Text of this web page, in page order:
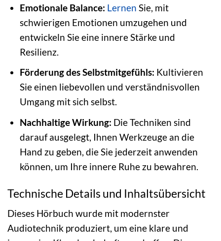
Emotionale Balance: Lernen Sie, mit
schwierigen Emotionen umzugehen und
entwickeln Sie eine innere Stärke und
Resilienz.
Förderung des Selbstmitgefühls: Kultivieren
Sie einen liebevollen und verständnisvollen
Umgang mit sich selbst.
Nachhaltige Wirkung: Die Techniken sind
darauf ausgelegt, Ihnen Werkzeuge an die
Hand zu geben, die Sie jederzeit anwenden
können, um Ihre innere Ruhe zu bewahren.
Technische Details und Inhaltsübersicht
Dieses Hörbuch wurde mit modernster
Audiotechnik produziert, um eine klare und